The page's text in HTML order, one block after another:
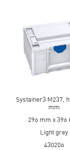
Systainer3 M237,
mm
296 mm x 396
Light grey
430206